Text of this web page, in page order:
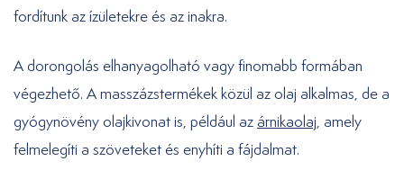
fordítunk az ízületekre és az inakra.
A dorongolás elhanyagolható vagy finomabb formában
végezhető. A masszázstermékek közül az olaj alkalmas, de a
gyógynövény olajkivonat is, például az árnikaolaj, amely
felmelegíti a szöveteket és enyhíti a fájdalmat.